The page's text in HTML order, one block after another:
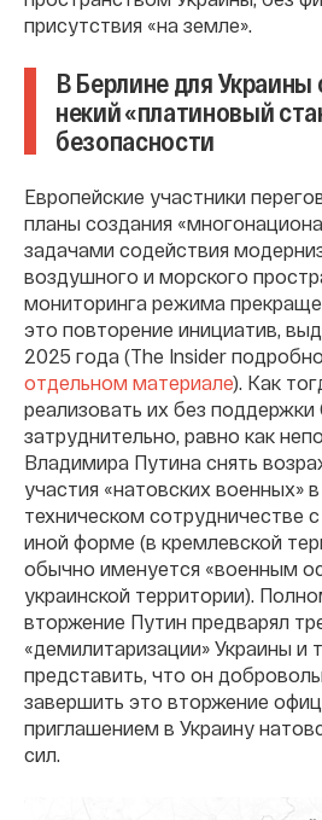
присутствия «на земле».
В Берлине для Украины
некий «платиновый
безопасности
Европейские участники
планы создания
задачами содействия
воздушного и морского
мониторинга режима
это повторение инициатив,
2025 года (The Insider
отдельном материале). Как
реализовать их без
затруднительно, равно как
Владимира Путина снять
участия «натовских военных»
техническом сотрудничестве
иной форме (в кремлевской
обычно именуется «военным
украинской территории).
вторжение Путин предварял
«демилитаризации» Украины и
представить, что он
завершить это вторжение
приглашением в Украину
сил.